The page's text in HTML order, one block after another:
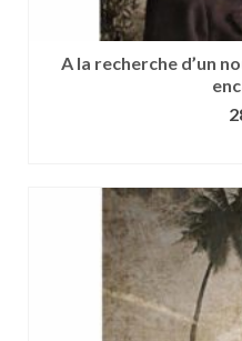
A la recherche d’un